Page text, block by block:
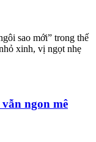
sao mới” trong thế
xinh, vị ngọt nhẹ
ngon mê